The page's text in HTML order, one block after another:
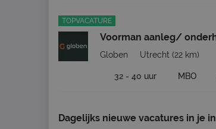
TOPVACATURE
Voorman aanleg/
Globen Utrecht (22 km)
32 - 40 uur MBO
Dagelijks nieuwe vacatures in je